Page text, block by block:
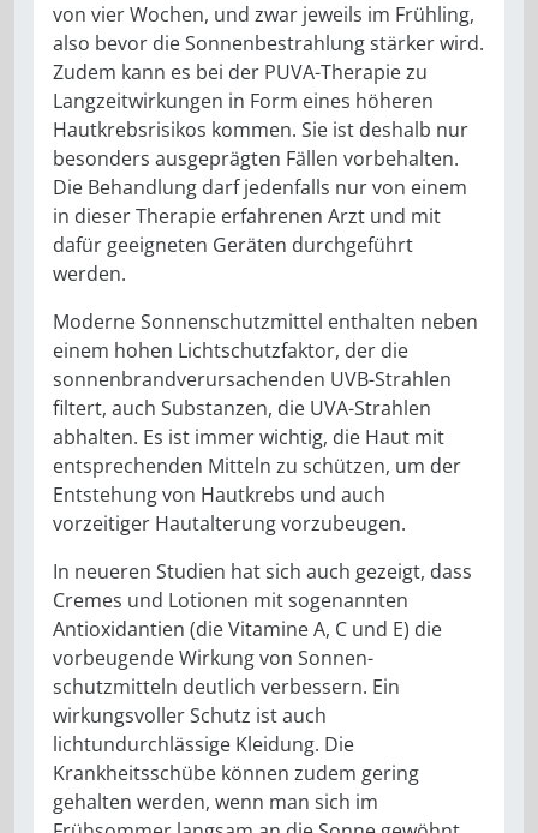
von vier Wochen, und zwar jeweils im Frühling,
also bevor die Sonnen­bestrahlung stärker wird.
Zudem kann es bei der PUVA-Therapie zu
Langzeitwirkungen in Form eines höheren
Hautkrebsrisikos kommen. Sie ist deshalb nur
besonders aus­geprägten Fällen vorbehalten.
Die Behandlung darf jedenfalls nur von einem
in dieser Therapie erfahre­nen Arzt und mit
dafür geeigneten Geräten durchgeführt
werden.
Moderne Sonnenschutzmittel ent­halten neben
einem hohen Licht­schutzfaktor, der die
sonnenbrand­verursachenden UVB-Strahlen
filtert, auch Substanzen, die UVA-Strah­len
abhalten. Es ist immer wichtig, die Haut mit
entsprechenden Mit­teln zu schützen, um der
Entstehung von Hautkrebs und auch
vorzeitiger Hautalterung vorzubeugen.
In neueren Studien hat sich auch gezeigt, dass
Cremes und Lotio­nen mit sogenannten
Antioxidan­tien (die Vitamine A, C und E) die
vorbeugende Wirkung von Sonnen­
schutzmitteln deutlich verbessern. Ein
wirkungsvoller Schutz ist auch
lichtundurchlässige Kleidung. Die
Krankheitsschübe können zudem gering
gehalten werden, wenn man sich im